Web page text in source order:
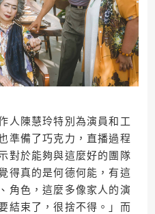
人陳慧玲特別為演員和工
準備了巧克力，直播過程
對於能夠與這麼好的團隊
得真的是何德何能，有這
角色，這麼多像家人的演
結束了，很捨不得。」而